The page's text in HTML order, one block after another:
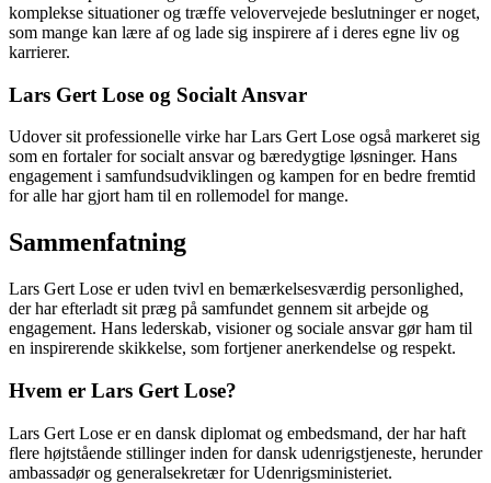
komplekse situationer og træffe velovervejede beslutninger er noget,
som mange kan lære af og lade sig inspirere af i deres egne liv og
karrierer.
Lars Gert Lose og Socialt Ansvar
Udover sit professionelle virke har Lars Gert Lose også markeret sig
som en fortaler for socialt ansvar og bæredygtige løsninger. Hans
engagement i samfundsudviklingen og kampen for en bedre fremtid
for alle har gjort ham til en rollemodel for mange.
Sammenfatning
Lars Gert Lose er uden tvivl en bemærkelsesværdig personlighed,
der har efterladt sit præg på samfundet gennem sit arbejde og
engagement. Hans lederskab, visioner og sociale ansvar gør ham til
en inspirerende skikkelse, som fortjener anerkendelse og respekt.
Hvem er Lars Gert Lose?
Lars Gert Lose er en dansk diplomat og embedsmand, der har haft
flere højtstående stillinger inden for dansk udenrigstjeneste, herunder
ambassadør og generalsekretær for Udenrigsministeriet.